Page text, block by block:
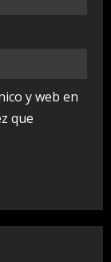
y web en
que